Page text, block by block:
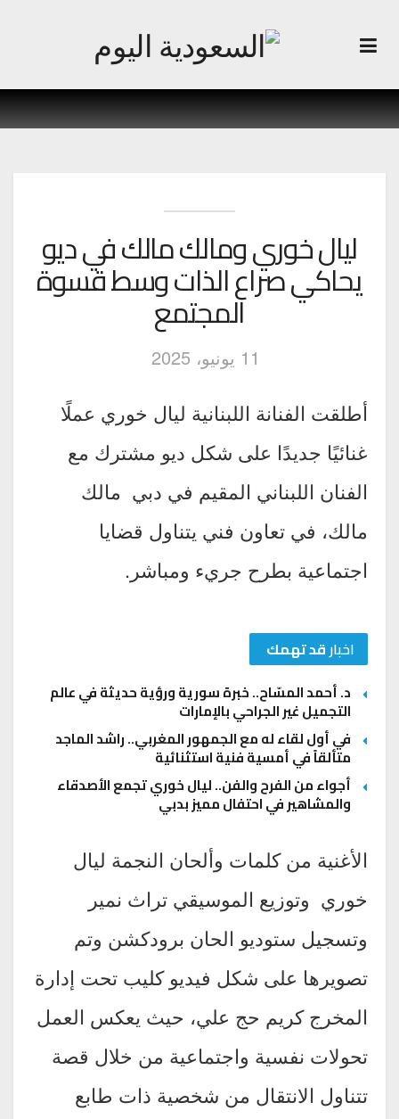
ليال خوري ومالك مالك في ديو
يحاكي صراع الذات وسط قسوة
المجتمع
11 يونيو، 2025
أطلقت الفنانة اللبنانية ليال خوري عملًا
غنائيًا جديدًا على شكل ديو مشترك مع
الفنان اللبناني المقيم في دبي مالك
مالك، في تعاون فني يتناول قضايا
اجتماعية بطرح جريء ومباشر.
اخبارقد تهمك
د. أحمد المسّاح.. خبرة سورية ورؤية حديثة في عالم
التجميل غير الجراحي بالإمارات
في أول لقاء له مع الجمهور المغربي.. راشد الماجد
متألقاً في أمسية فنية استثنائية
أجواء من الفرح والفن.. ليال خوري تجمع الأصدقاء
والمشاهير في احتفال مميز بدبي
الأغنية من كلمات وألحان النجمة ليال
خوري وتوزيع الموسيقي تراث نمير
وتسجيل ستوديو الحان برودكشن وتم
تصويرها على شكل فيديو كليب تحت إدارة
المخرج كريم حج علي، حيث يعكس العمل
تحولات نفسية واجتماعية من خلال قصة
تتناول الانتقال من شخصية ذات طابع